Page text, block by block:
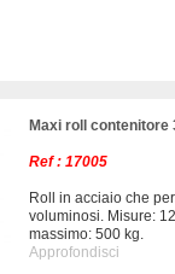
Maxi roll contenitore
Ref : 17005
Roll in acciaio che
voluminosi. Misure:
massimo: 500 kg.
Approfondisci